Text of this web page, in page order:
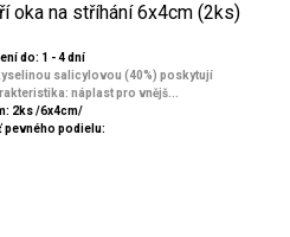
oka na stříhání 6x4cm (2ks)
do: 1 - 4 dní
salicylovou (40%) poskytují
náplast pro vnějš...
2ks /6x4cm/
pevného podielu: